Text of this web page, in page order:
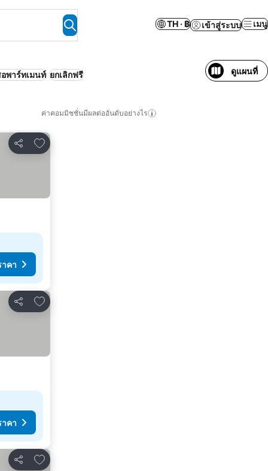
TH · ฿ เข้าสู่ระบบ เมนู
พาร์ทเมนท์ ยกเลิกฟรี ดูแผนที่
ค่าคอมมิชชั่นมีผลต่ออันดับอย่างไร
แชร์
เพิ่มในรายการโปรด
คา
แชร์
เพิ่มในรายการโปรด
คา
แชร์
เพิ่มในรายการโปรด